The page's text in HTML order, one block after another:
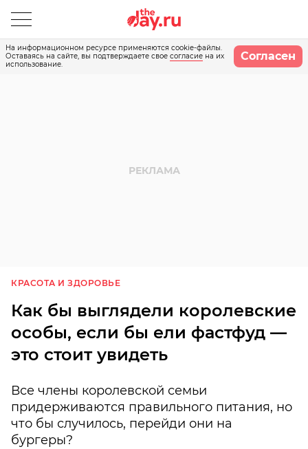
На информационном ресурсе применяются cookie-файлы.
Оставаясь на сайте, вы подтверждаете свое согласие на их
использование.
Согласен
КРАСОТА И ЗДОРОВЬЕ
Как бы выглядели королевские
особы, если бы ели фастфуд —
это стоит увидеть
Все члены королевской семьи
придерживаются правильного питания, но
что бы случилось, перейди они на
бургеры?